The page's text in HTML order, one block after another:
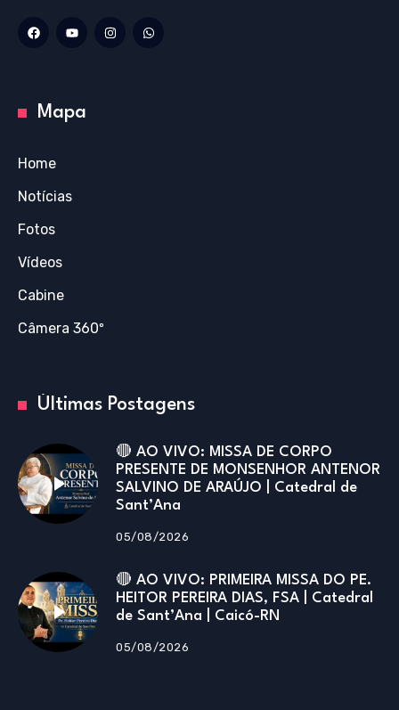
Mapa
Home
Notícias
Fotos
Vídeos
Cabine
Câmera 360º
Últimas Postagens
🔴 AO VIVO: MISSA DE CORPO
PRESENTE DE MONSENHOR ANTENOR
SALVINO DE ARAÚJO | Catedral de
Sant’Ana
05/08/2026
🔴 AO VIVO: PRIMEIRA MISSA DO PE.
HEITOR PEREIRA DIAS, FSA | Catedral
de Sant’Ana | Caicó-RN
05/08/2026